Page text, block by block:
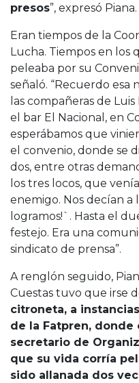
presos”, expresó Piana.
Eran tiempos de la
Lucha. Tiempos en los
peleaba por su
señaló. “Recuerdo esa
las compañeras de
el bar El Nacional, en
esperábamos que
el convenio, donde se
dos, entre otras
los tres locos, que
enemigo. Nos decían a
logramos!`. Hasta el
festejo. Era una
sindicato de prensa”.
A renglón seguido,
Cuestas tuvo que irse
citroneta, a
de la Fatpren, donde
secretario de
que su vida corría
sido allanada dos